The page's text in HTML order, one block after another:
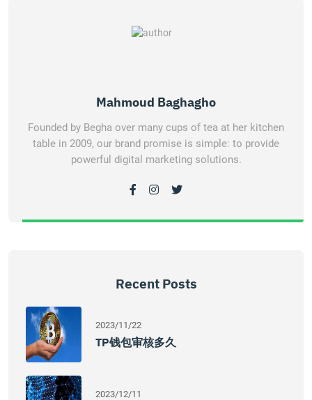
Mahmoud Baghagho
Founded by Begha over many cups of tea at her kitchen
table in 2009, our brand promise is simple: to provide
powerful digital marketing solutions.
Recent Posts
2023/11/22
TP钱包审核多久
2023/12/11